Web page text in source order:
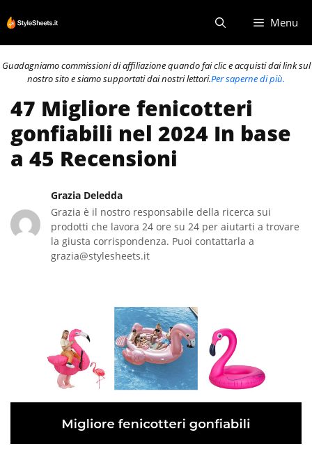
al
contenuto
Menu
Guadagniamo commissioni di affiliazione quando fai clic e acquisti dai link sul
nostro sito e siamo supportati dai nostri lettori.Per saperne di più.
47 Migliore fenicotteri
gonfiabili nel 2024 In base
a 45 Recensioni
Grazia Deledda
Grazia è il nostro responsabile della ricerca sui
prodotti che lavora 24 ore su 24 per aiutarti a trovare
la giusta corrispondenza. Puoi contattarla a
grazia@stylesheets.it